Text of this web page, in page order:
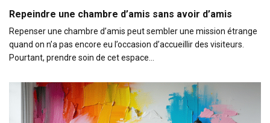
Repeindre une chambre d’amis sans avoir d’amis
Repenser une chambre d’amis peut sembler une mission étrange
quand on n’a pas encore eu l’occasion d’accueillir des visiteurs.
Pourtant, prendre soin de cet espace…